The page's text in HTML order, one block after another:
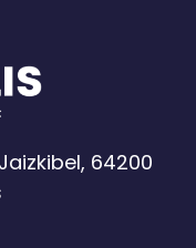
64200